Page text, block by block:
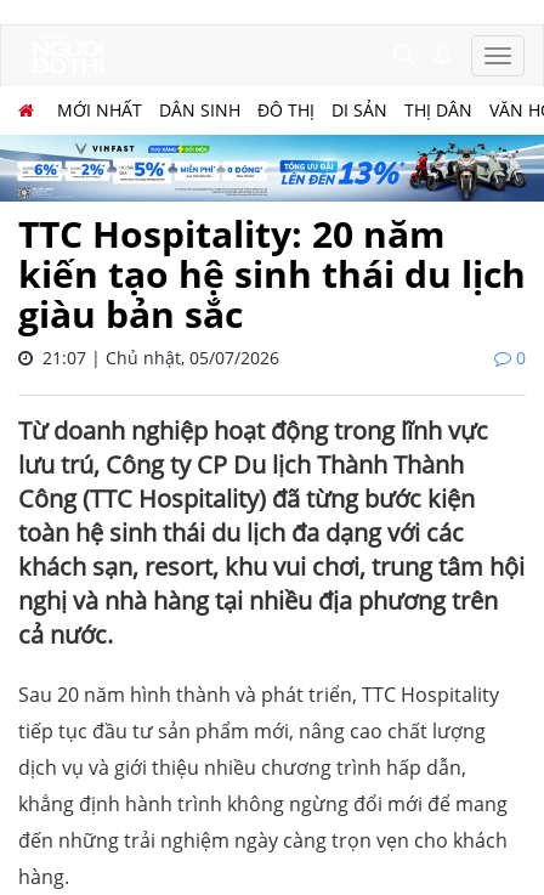
MỚI NHẤT DÂN SINH ĐÔ THỊ DI SẢN THỊ DÂN VĂN
TTC Hospitality: 20 năm
kiến tạo hệ sinh thái du lịch
giàu bản sắc
21:07 | Chủ nhật, 05/07/2026 0
Từ doanh nghiệp hoạt động trong lĩnh vực
lưu trú, Công ty CP Du lịch Thành Thành
Công (TTC Hospitality) đã từng bước kiện
toàn hệ sinh thái du lịch đa dạng với các
khách sạn, resort, khu vui chơi, trung tâm hội
nghị và nhà hàng tại nhiều địa phương trên
cả nước.
Sau 20 năm hình thành và phát triển, TTC Hospitality
tiếp tục đầu tư sản phẩm mới, nâng cao chất lượng
dịch vụ và giới thiệu nhiều chương trình hấp dẫn,
khẳng định hành trình không ngừng đổi mới để mang
đến những trải nghiệm ngày càng trọn vẹn cho khách
hàng.